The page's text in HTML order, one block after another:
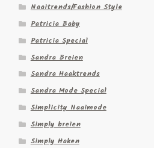
Naaitrends/Fashion Style
Patricia Baby
Patricia Special
Sandra Breien
Sandra Haaktrends
Sandra Mode Special
Simplicity Naaimode
Simply breien
Simply Haken